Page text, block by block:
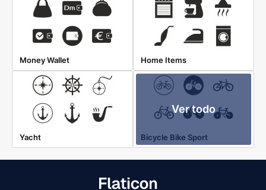
Money Wallet Home Items
Yacht
Ver todo
Bicycle Bike Sport